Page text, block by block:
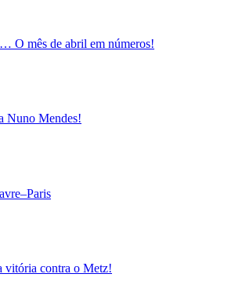
O mês de abril em números!
Nuno Mendes!
vitória contra o Metz!